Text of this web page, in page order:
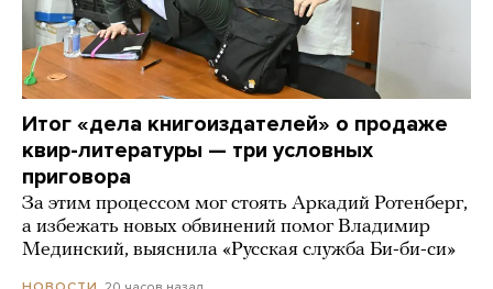
Итог «дела книгоиздателей» о продаже
квир-литературы — три условных
приговора
За этим процессом мог стоять Аркадий Ротенберг,
а избежать новых обвинений помог Владимир
Мединский, выяснила «Русская служба Би-би-си»